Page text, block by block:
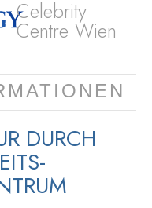
Celebrity
Centre Wien
DURCH